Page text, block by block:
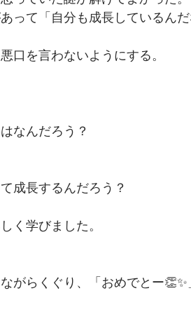
って「自分も成長しているん
口を言わないようにする。
なんだろう？
成長するんだろう？
く学びました。
がらくぐり、「おめでとー